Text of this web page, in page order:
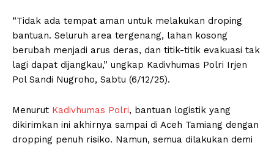
“Tidak ada tempat aman untuk melakukan droping
bantuan. Seluruh area tergenang, lahan kosong
berubah menjadi arus deras, dan titik-titik evakuasi tak
lagi dapat dijangkau,” ungkap Kadivhumas Polri Irjen
Pol Sandi Nugroho, Sabtu (6/12/25).
Menurut Kadivhumas Polri, bantuan logistik yang
dikirimkan ini akhirnya sampai di Aceh Tamiang dengan
dropping penuh risiko. Namun, semua dilakukan demi